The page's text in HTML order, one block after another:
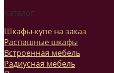
Каталог
Шкафы-купе на заказ
Распашные шкафы
Встроенная мебель
Радиусная мебель